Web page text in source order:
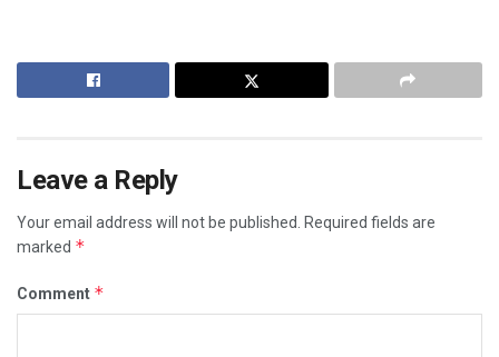
Leave a Reply
Your email address will not be published.
Required fields are
marked *
Comment *